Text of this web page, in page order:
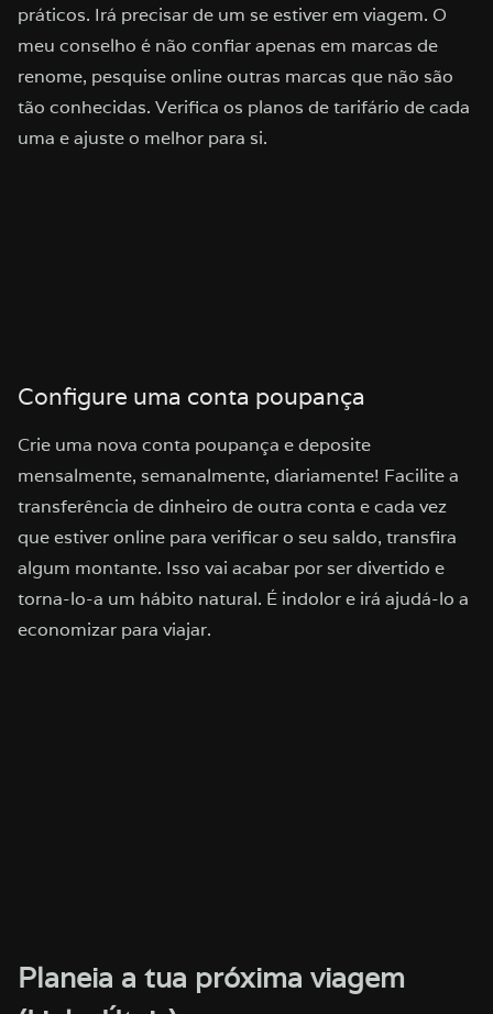
práticos. Irá precisar de um se estiver em viagem. O
meu conselho é não confiar apenas em marcas de
renome, pesquise online outras marcas que não são
tão conhecidas. Verifica os planos de tarifário de cada
uma e ajuste o melhor para si.
Configure uma conta poupança
Crie uma nova conta poupança e deposite
mensalmente, semanalmente, diariamente! Facilite a
transferência de dinheiro de outra conta e cada vez
que estiver online para verificar o seu saldo, transfira
algum montante. Isso vai acabar por ser divertido e
torna-lo-a um hábito natural. É indolor e irá ajudá-lo a
economizar para viajar.
Planeia a tua próxima viagem